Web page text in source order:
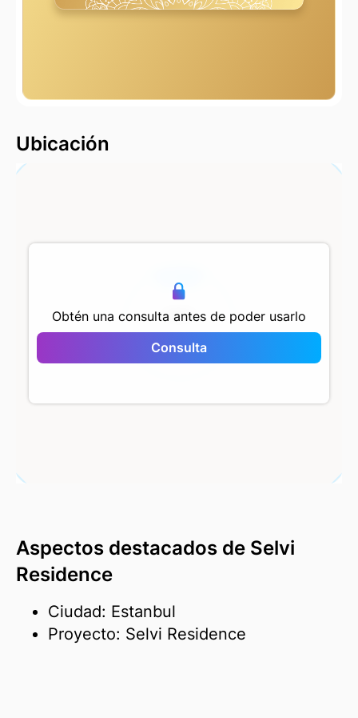
Ubicación
Obtén una consulta antes de poder usarlo
Consulta
Selvi Residence
Aspectos destacados de Selvi
Residence
Ciudad: Estanbul
Proyecto: Selvi Residence